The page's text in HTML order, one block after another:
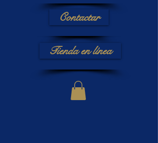
Contactar
Tienda en línea